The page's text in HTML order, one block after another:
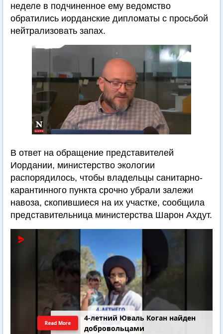
неделе в подчиненное ему ведомство
обратились иорданские дипломаты с просьбой
нейтрализовать запах.
В ответ на обращение представителей
Иордании, министерство экологии
распорядилось, чтобы владельцы санитарно-
карантинного пункта срочно убрали залежи
навоза, скопившиеся на их участке, сообщила
представительница министерства Шарон Ахдут.
4-летний Юваль Коган найден
добровольцами
Read More